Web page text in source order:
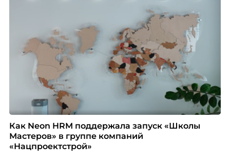
Как Neon HRM поддержала запуск «Школы
Мастеров» в группе компаний
«Нацпроектстрой»